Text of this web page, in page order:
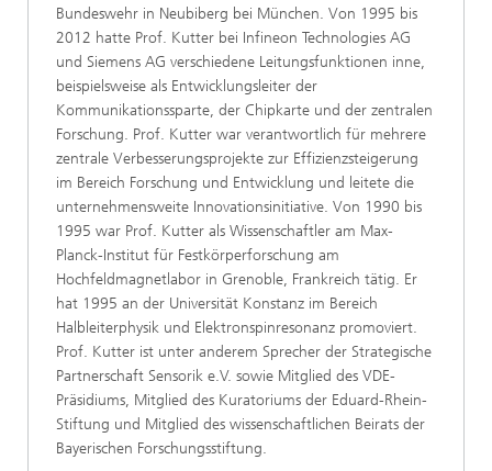
Bundeswehr in Neubiberg bei München. Von 1995 bis
2012 hatte Prof. Kutter bei Infineon Technologies AG
und Siemens AG verschiedene Leitungsfunktionen inne,
beispielsweise als Entwicklungsleiter der
Kommunikationssparte, der Chipkarte und der zentralen
Forschung. Prof. Kutter war verantwortlich für mehrere
zentrale Verbesserungsprojekte zur Effizienzsteigerung
im Bereich Forschung und Entwicklung und leitete die
unternehmensweite Innovationsinitiative. Von 1990 bis
1995 war Prof. Kutter als Wissenschaftler am Max-
Planck-Institut für Festkörperforschung am
Hochfeldmagnetlabor in Grenoble, Frankreich tätig. Er
hat 1995 an der Universität Konstanz im Bereich
Halbleiterphysik und Elektronspinresonanz promoviert.
Prof. Kutter ist unter anderem Sprecher der Strategische
Partnerschaft Sensorik e.V. sowie Mitglied des VDE-
Präsidiums, Mitglied des Kuratoriums der Eduard-Rhein-
Stiftung und Mitglied des wissenschaftlichen Beirats der
Bayerischen Forschungsstiftung.